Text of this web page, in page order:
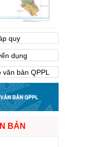
mất nhà do lũ
BẢN
Ngày hiệu lực:
Từ điển dữ liệu
bản 1.0))
-Ngày hiệu lực:
bố thủ tục
sung và phê